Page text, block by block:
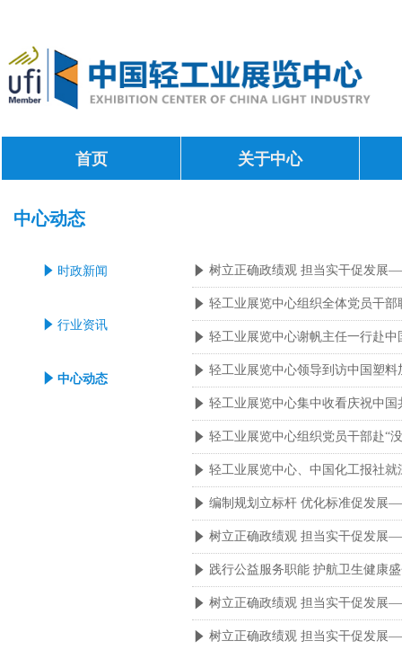
首页 关于中心
中心动态
념 时政新闻
념 行业资讯
념 中心动态
념 树立正确政绩观 担当实干促发展
념 轻工业展览中心组织全体党员干
념 轻工业展览中心谢帆主任一行赴
념 轻工业展览中心领导到访中国塑料
념 轻工业展览中心集中收看庆祝中
념 轻工业展览中心组织党员干部赴“
념 轻工业展览中心、中国化工报社
념 编制规划立标杆 优化标准促发展
념 树立正确政绩观 担当实干促发展
념 践行公益服务职能 护航卫生健康
념 树立正确政绩观 担当实干促发展
념 树立正确政绩观 担当实干促发展